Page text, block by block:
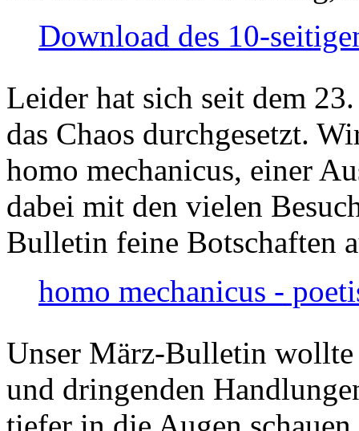
Download des 10-
Leider hat sich seit dem
das Chaos durchgesetzt.
homo mechanicus, einer
dabei mit den vielen
Bulletin feine Botschaften
homo mechanicus -
Unser März-Bulletin
und dringenden